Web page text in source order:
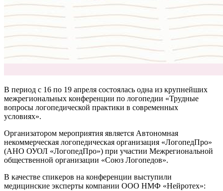
В период с 16 по 19 апреля состоялась одна из крупнейших
межрегиональных конференции по логопедии «Трудные
вопросы логопедической практики в современных
условиях».
Организатором мероприятия является Автономная
некоммерческая логопедическая организация «ЛогопедПро»
(АНО ОУОЛ «ЛогопедПро») при участии Межрегиональной
общественной организации «Союз Логопедов».
В качестве спикеров на конференции выступили
медицинские эксперты компании ООО НМФ «Нейротех»: